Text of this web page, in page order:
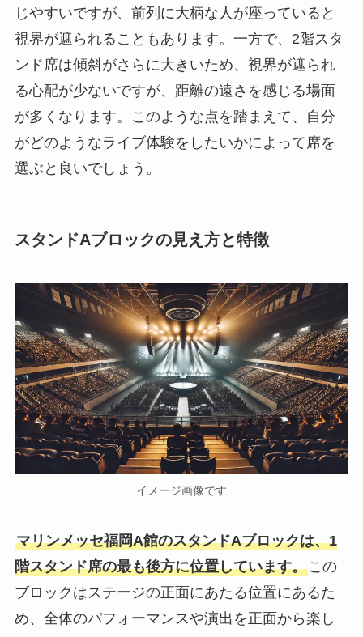
じやすいですが、前列に大柄な人が座っていると
視界が遮られることもあります。一方で、2階スタ
ンド席は傾斜がさらに大きいため、視界が遮られ
る心配が少ないですが、距離の遠さを感じる場面
が多くなります。このような点を踏まえて、自分
がどのようなライブ体験をしたいかによって席を
選ぶと良いでしょう。
スタンドAブロックの見え方と特徴
イメージ画像です
マリンメッセ福岡A館のスタンドAブロックは、1
階スタンド席の最も後方に位置しています。この
ブロックはステージの正面にあたる位置にあるた
め、全体のパフォーマンスや演出を正面から楽し